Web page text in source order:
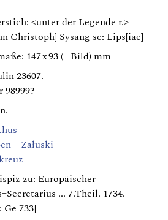
<unter der Legende r.>
Christoph] Sysang sc: Lips[iae]
147 x 93 (= Bild) mm
23607.
98999?
– Załuski
zu: Europäischer
... 7.Theil. 1734.
733]